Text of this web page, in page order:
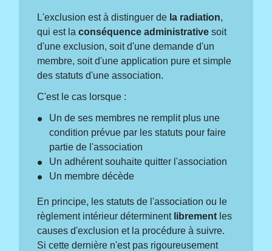
L'exclusion est à distinguer de la radiation,
qui est laconséquence administrativesoit
d'une exclusion, soit d'une demande d'un
membre, soit d'une application pure et simple
des statuts d'une association.
C'est le cas lorsque :
Un de ses membres ne remplit plus une
condition prévue par les statuts pour faire
partie de l'association
Un adhérent souhaite quitter l'association
Un membre décède
En principe, les statuts de l'association ou le
règlement intérieur déterminentlibrement les
causes d'exclusion et la procédure à suivre.
Si cette dernière n'est pas rigoureusement